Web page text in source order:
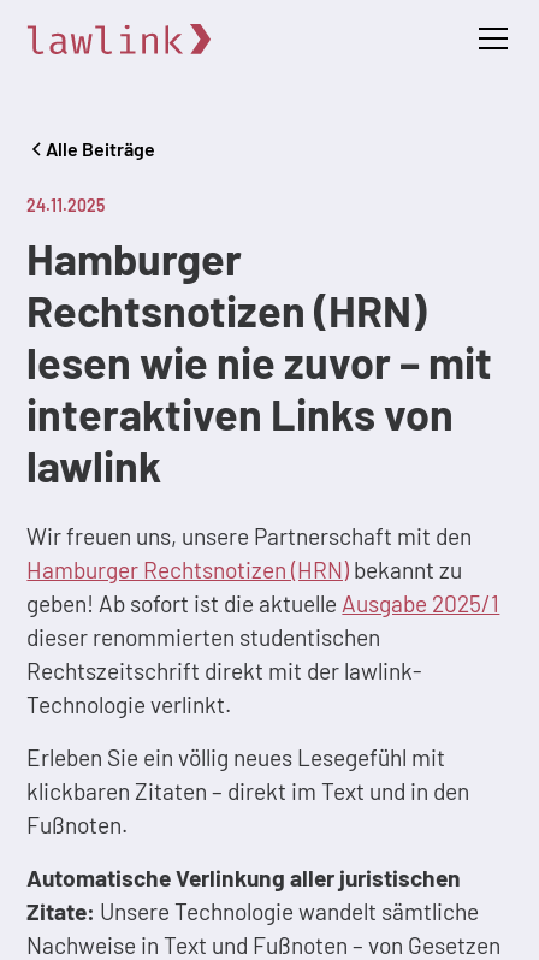
Alle Beiträge
24.11.2025
Hamburger
Rechtsnotizen (HRN)
lesen wie nie zuvor – mit
interaktiven Links von
lawlink
Wir freuen uns, unsere Partnerschaft mit den
Hamburger Rechtsnotizen (HRN) bekannt zu
geben! Ab sofort ist die aktuelle Ausgabe 2025/1
dieser renommierten studentischen
Rechtszeitschrift direkt mit der lawlink-
Technologie verlinkt.
Erleben Sie ein völlig neues Lesegefühl mit
klickbaren Zitaten – direkt im Text und in den
Fußnoten.
Automatische Verlinkung aller juristischen
Zitate: Unsere Technologie wandelt sämtliche
Nachweise in Text und Fußnoten – von Gesetzen